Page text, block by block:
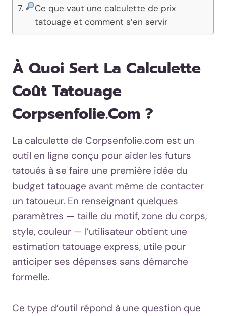
Ce que vaut une calculette de prix
tatouage et comment s’en servir
À Quoi Sert La Calculette
Coût Tatouage
Corpsenfolie.com ?
La calculette de Corpsenfolie.com est un
outil en ligne conçu pour aider les futurs
tatoués à se faire une première idée du
budget tatouage avant même de contacter
un tatoueur. En renseignant quelques
paramètres — taille du motif, zone du corps,
style, couleur — l’utilisateur obtient une
estimation tatouage express, utile pour
anticiper ses dépenses sans démarche
formelle.
Ce type d’outil répond à une question que